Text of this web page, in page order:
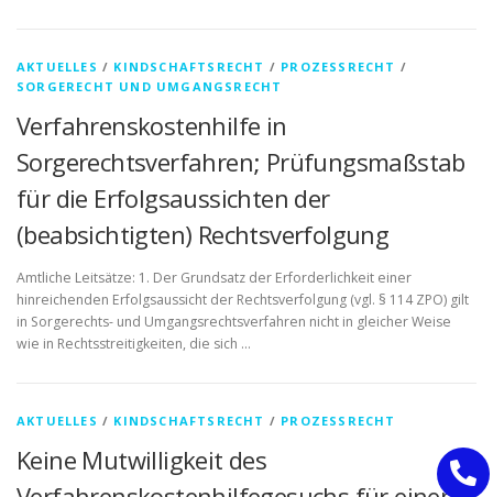
AKTUELLES / KINDSCHAFTSRECHT / PROZESSRECHT /
SORGERECHT UND UMGANGSRECHT
Verfahrenskostenhilfe in
Sorgerechtsverfahren; Prüfungsmaßstab
für die Erfolgsaussichten der
(beabsichtigten) Rechtsverfolgung
Amtliche Leitsätze: 1. Der Grundsatz der Erforderlichkeit einer
hinreichenden Erfolgsaussicht der Rechtsverfolgung (vgl. § 114 ZPO) gilt
in Sorgerechts- und Umgangsrechtsverfahren nicht in gleicher Weise
wie in Rechtsstreitigkeiten, die sich …
AKTUELLES / KINDSCHAFTSRECHT / PROZESSRECHT
Keine Mutwilligkeit des